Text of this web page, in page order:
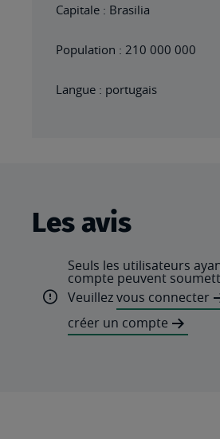
Capitale : Brasilia
Population : 210 000 000
Langue : portugais
Les avis
Seuls les utilisateurs
compte peuvent
Veuillezvous connecter
créer un compte